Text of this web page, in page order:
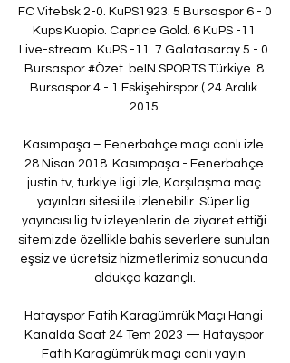
FC Vitebsk 2-0. KuPS1923. 5 Bursaspor 6 - 0
Kups Kuopio. Caprice Gold. 6 KuPS -11
Live-stream. KuPS -11. 7 Galatasaray 5 - 0
Bursaspor #Özet. beIN SPORTS Türkiye. 8
Bursaspor 4 - 1 Eskişehirspor ( 24 Aralık
2015.
Kasımpaşa – Fenerbahçe maçı canlı izle
28 Nisan 2018. Kasımpaşa - Fenerbahçe
justin tv, turkiye ligi izle, Karşılaşma maç
yayınları sitesi ile izlenebilir. Süper lig
yayıncısı lig tv izleyenlerin de ziyaret ettiği
sitemizde özellikle bahis severlere sunulan
eşsiz ve ücretsiz hizmetlerimiz sonucunda
oldukça kazançlı.
Hatayspor Fatih Karagümrük Maçı Hangi
Kanalda Saat 24 Tem 2023 — Hatayspor
Fatih Karagümrük maçı canlı yayın